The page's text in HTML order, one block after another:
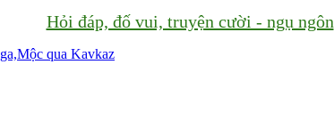
Hỏi đáp, đố vui, truyện cười - ngụ ngôn